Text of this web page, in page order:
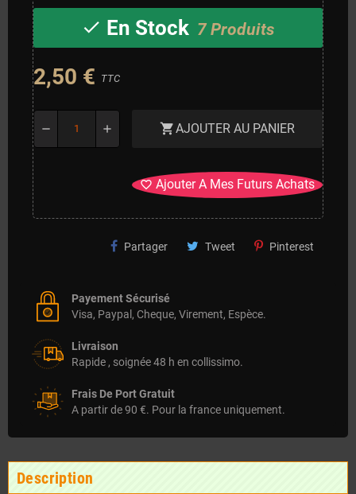
check En Stock 7 Produits
2,50 € TTC
remove add shopping_cartAJOUTER AU PANIER
favorite_border Ajouter A Mes Futurs Achats
Partager Tweet Pinterest
Payement Sécurisé
Visa, Paypal, Cheque, Virement, Espèce.
Livraison
Rapide , soignée 48 h en collissimo.
Frais De Port Gratuit
A partir de 90 €. Pour la france uniquement.
Description